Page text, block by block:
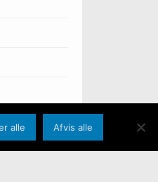
alle Afvis alle